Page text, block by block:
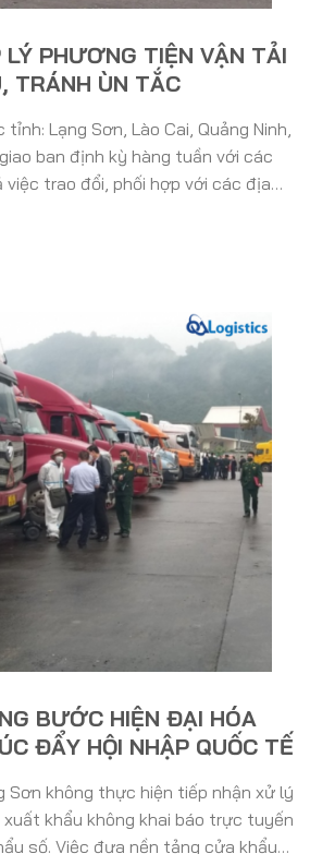
PHƯƠNG TIỆN VẬN TẢI
TRÁNH ÙN TẮC
Lạng Sơn, Lào Cai, Quảng Ninh,
ban định kỳ hàng tuần với các
việc trao đổi, phối hợp với các địa…
BƯỚC HIỆN ĐẠI HÓA
ĐẨY HỘI NHẬP QUỐC TẾ
Sơn không thực hiện tiếp nhận xử lý
xuất khẩu không khai báo trực tuyến
số. Việc đưa nền tảng cửa khẩu…